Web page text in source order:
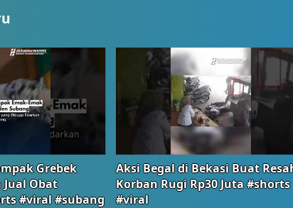
Grebek
Obat
#viral #subang
Aksi Begal di Bekasi Buat
Korban Rugi Rp30 Juta #shorts
#viral